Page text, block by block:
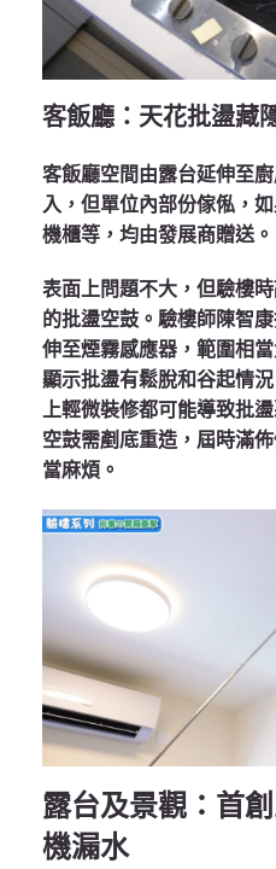
客飯廳：天花批盪藏
客飯廳空間由露台延伸至
入，但單位內部份傢俬，
機櫃等，均由發展商贈送。
表面上問題不大，但驗樓
的批盪空鼓。驗樓師陳智
伸至煙霧感應器，範圍相
顯示批盪有鬆脫和谷起情
上輕微裝修都可能導致批
空鼓需剷底重造，屆時滿
當麻煩。
露台及景觀：首
機漏水